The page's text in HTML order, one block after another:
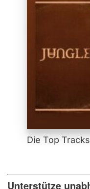
Die Top
Unterstütze